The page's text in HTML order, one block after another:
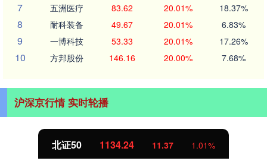
7 五洲医疗 83.62 20.01% 18.37%
8 耐科装备 49.67 20.01% 6.83%
9 一博科技 53.33 20.01% 17.26%
10 方邦股份 146.16 20.00% 7.68%
沪深京行情 实时轮播
北证50 1134.24 11.37 1.01%